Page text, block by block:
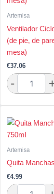
Artemisa
Ventilador
(de pie, de
mesa)
€37.06
Artemisa
Quita
€4.99